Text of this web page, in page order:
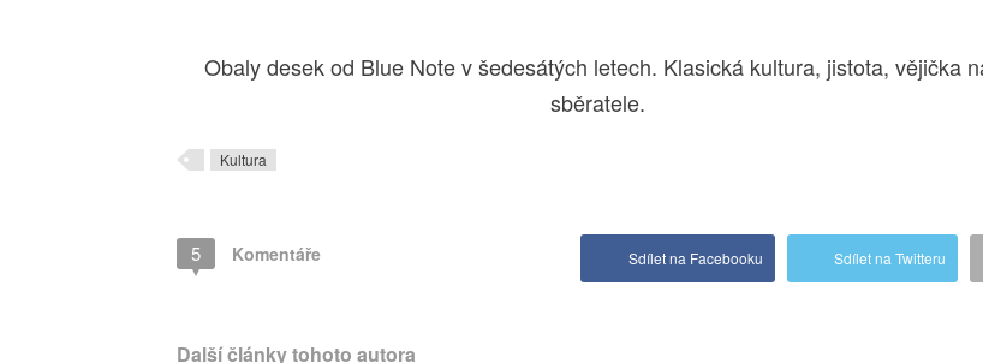
Obaly desek od Blue Note v šedesátých letech. Klasická kultura, jistota, vějička
sběratele.
Kultura
5 Komentáře Sdílet na Twitteru
Sdílet na Facebooku
Další články tohoto autora